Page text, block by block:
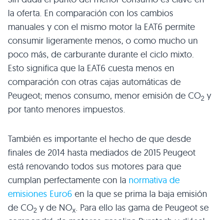
la oferta. En comparación con los cambios
manuales y con el mismo motor la EAT6 permite
consumir ligeramente menos, o como mucho un
poco más, de carburante durante el ciclo mixto.
Esto significa que la EAT6 cuesta menos en
comparación con otras cajas automáticas de
Peugeot; menos consumo, menor emisión de CO2 y
por tanto menores impuestos.
También es importante el hecho de que desde
finales de 2014 hasta mediados de 2015 Peugeot
está renovando todos sus motores para que
cumplan perfectamente con la normativa de
emisiones Euro6 en la que se prima la baja emisión
de CO2 y de NOx. Para ello las gama de Peugeot se